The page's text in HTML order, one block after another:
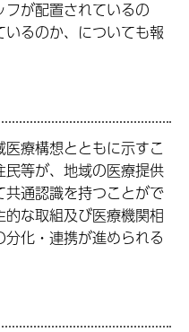
が配置されているの
るのか、についても報
療構想とともに示すこ
等が、地域の医療提供
通認識を持つことがで
な取組及び医療機関相
化・連携が進められる